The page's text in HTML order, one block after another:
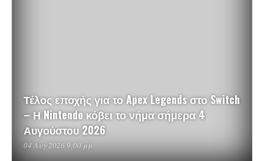
Τέλος εποχής για το Apex Legends στο Switch
– Η Nintendo κόβει το νήμα σήμερα 4
Αυγούστου 2026
04 Αυγ 2026 9:00 μμ